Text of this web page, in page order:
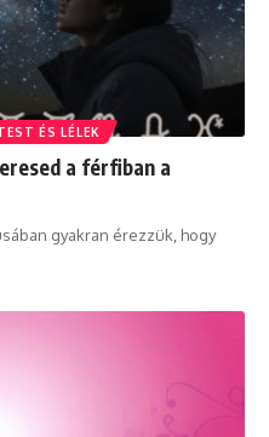
ÉS LÉLEK
a férfiban a
gyakran érezzük, hogy